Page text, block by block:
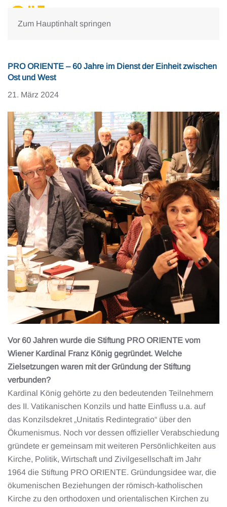
Zum Hauptinhalt springen
PRO ORIENTE – 60 Jahre im Dienst der Einheit zwischen
Ost und West
21. März 2024
Vor 60 Jahren wurde die Stiftung PRO ORIENTE vom
Wiener Kardinal Franz König gegründet. Welche
Zielsetzungen waren mit der Gründung der Stiftung
verbunden?
Kardinal König gehörte zu den bedeutenden Teilnehmern
des II. Vatikanischen Konzils und hatte Einfluss u.a. auf
das Konzilsdekret „Unitatis Redintegratio“ über den
Ökumenismus. Noch vor dessen offizieller Verabschiedung
gründete er gemeinsam mit weiteren Persönlichkeiten aus
Kirche, Politik, Wirtschaft und Zivilgesellschaft im Jahr
1964 die Stiftung PRO ORIENTE. Gründungsidee war, die
ökumenischen Beziehungen der römisch-katholischen
Kirche zu den orthodoxen und orientalischen Kirchen zu